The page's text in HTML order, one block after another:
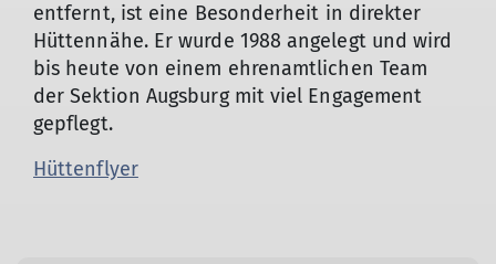
entfernt, ist eine Besonderheit in direkter
Hüttennähe. Er wurde 1988 angelegt und wird
bis heute von einem ehrenamtlichen Team
der Sektion Augsburg mit viel Engagement
gepflegt.
Hüttenflyer